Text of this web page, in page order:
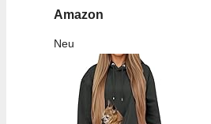
Amazon
Neu